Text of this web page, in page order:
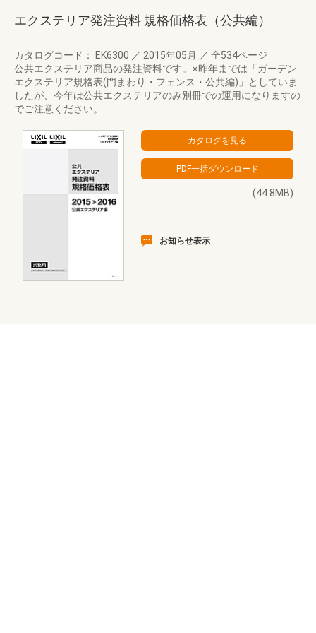
エクステリア発注資料 規格価格表（公共編）
カタログコード： EK6300 ／ 2015年05月 ／ 全534ページ
公共エクステリア商品の発注資料です。※昨年までは「ガーデン
エクステリア規格表(門まわり・フェンス・公共編)」としていま
したが、今年は公共エクステリアのみ別冊での運用になりますの
でご注意ください。
(44.8MB)
お知らせ表示